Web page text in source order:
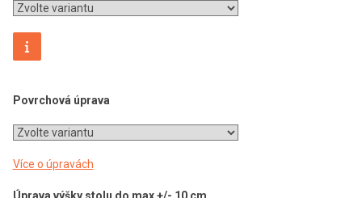
Povrchová úprava
Více o úpravách